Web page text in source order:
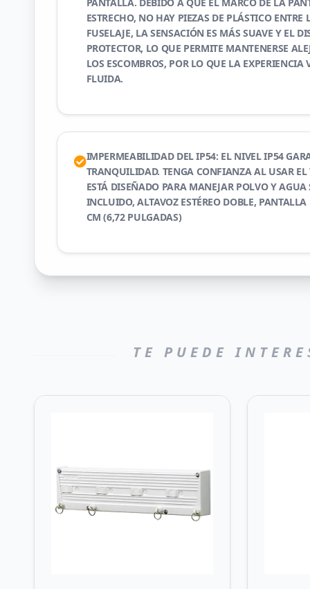
ESTRECHO, NO HAY PIEZAS DE PLÁSTICO ENTRE
FUSELAJE, LA SENSACIÓN ES MÁS SUAVE Y EL
PROTECTOR, LO QUE PERMITE MANTENERSE
LOS ESCOMBROS, POR LO QUE LA EXPERIENCIA
FLUIDA.
IMPERMEABILIDAD DEL IP54: EL NIVEL IP54
TRANQUILIDAD. TENGA CONFIANZA AL USAR EL
ESTÁ DISEÑADO PARA MANEJAR POLVO Y
INCLUIDO, ALTAVOZ ESTÉREO DOBLE,
CM (6,72 PULGADAS)
TE PUEDE